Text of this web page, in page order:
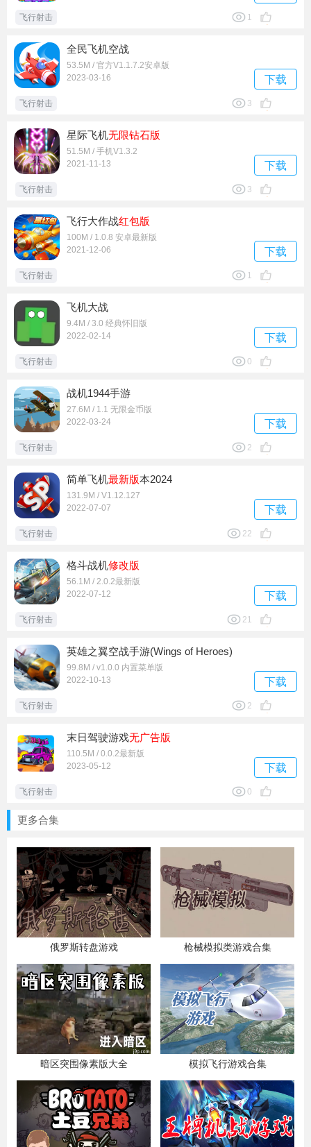
飞行射击 1
全民飞机空战
53.5M / 官方V1.1.7.2安卓版
2023-03-16
下载
飞行射击 3
星际飞机无限钻石版
51.5M / 手机V1.3.2
2021-11-13
下载
飞行射击 3
飞行大作战红包版
100M / 1.0.8 安卓最新版
2021-12-06
下载
飞行射击 1
飞机大战
9.4M / 3.0 经典怀旧版
2022-02-14
下载
飞行射击 0
战机1944手游
27.6M / 1.1 无限金币版
2022-03-24
下载
飞行射击 2
简单飞机最新版本2024
131.9M / V1.12.127
2022-07-07
下载
飞行射击 22
格斗战机修改版
56.1M / 2.0.2最新版
2022-07-12
下载
飞行射击 21
英雄之翼空战手游(Wings of Heroes)
99.8M / v1.0.0 内置菜单版
2022-10-13
下载
飞行射击 2
末日驾驶游戏无广告版
110.5M / 0.0.2最新版
2023-05-12
下载
飞行射击 0
更多合集
俄罗斯转盘游戏 枪械模拟类游戏合集
暗区突围像素版大全 模拟飞行游戏合集